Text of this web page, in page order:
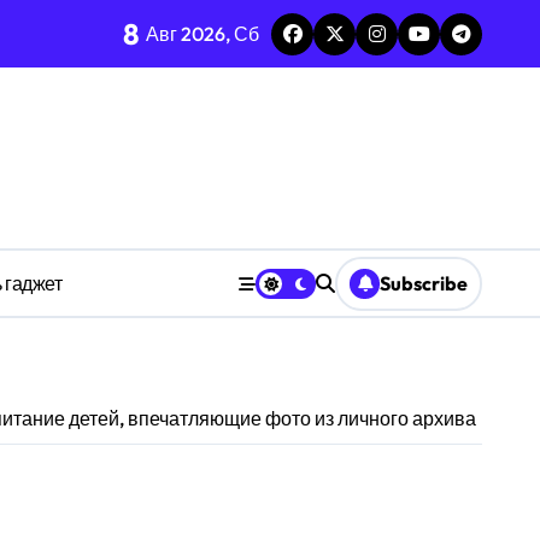
дедлайнов
8 Авг 2026, Сб
Subscribe
детей, впечатляющие фото из личного архива